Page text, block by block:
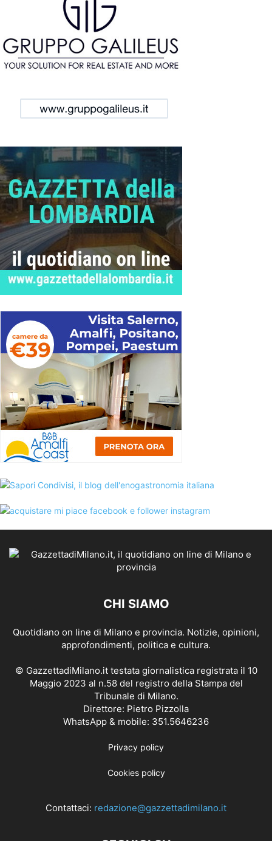
CHI SIAMO
Quotidiano on line di Milano e provincia. Notizie, opinioni,
approfondimenti, politica e cultura.
© GazzettadiMilano.it testata giornalistica registrata il 10
Maggio 2023 al n.58 del registro della Stampa del
Tribunale di Milano.
Direttore: Pietro Pizzolla
WhatsApp & mobile: 351.5646236
Privacy policy
Cookies policy
Contattaci: redazione@gazzettadimilano.it